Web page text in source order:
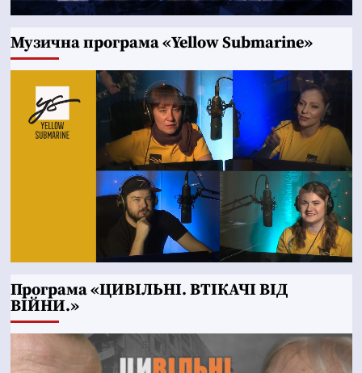
Музична програма «Yellow Submarine»
Програма «ЦИВІЛЬНІ. ВТІКАЧІ ВІД
ВІЙНИ.»